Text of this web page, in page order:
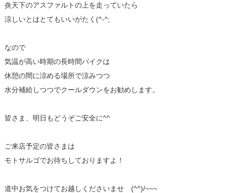
炎天下のアスファルトの上を走っていたら
涼しいとはとてもいいがたく(^-^;
なので
気温が高い時期の長時間バイクは
休憩の間に涼める場所で涼みつつ
水分補給しつつでクールダウンをお勧めします。
皆さま、明日もどうぞご安全に^^
ご来店予定の皆さまは
モトサルゴでお待ちしておりますよ！
道中お気をつけてお越しくださいませ (^^)/~~~